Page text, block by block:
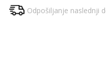
Odpošiljanje naslednji